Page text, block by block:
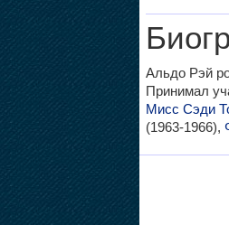
Альдо Рэй
Принимал
Мисс Сэди
(1963-1966),